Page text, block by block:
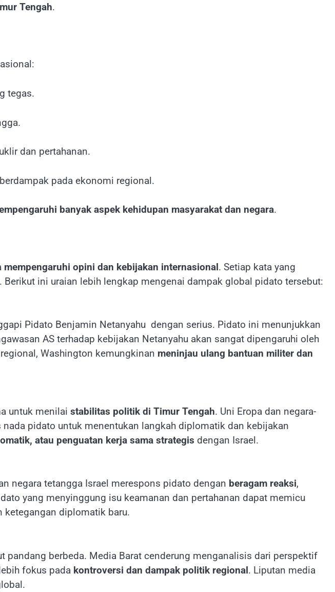
Tengah.
tegas.
dan pertahanan.
pada ekonomi regional.
banyak aspek kehidupan masyarakat dan negara.
mempengaruhi opini dan kebijakan internasional. Setiap kata yang
Berikut ini uraian lebih lengkap mengenai dampak global pidato tersebut:
Pidato Benjamin Netanyahu dengan serius. Pidato ini menunjukkan
AS terhadap kebijakan Netanyahu akan sangat dipengaruhi oleh
Washington kemungkinan meninjau ulang bantuan militer dan
untuk menilai stabilitas politik di Timur Tengah. Uni Eropa dan negara-
pidato untuk menentukan langkah diplomatik dan kebijakan
atau penguatan kerja sama strategis dengan Israel.
negara tetangga Israel merespons pidato dengan beragam reaksi,
yang menyinggung isu keamanan dan pertahanan dapat memicu
ketegangan diplomatik baru.
berbeda. Media Barat cenderung menganalisis dari perspektif
fokus pada kontroversi dan dampak politik regional. Liputan media